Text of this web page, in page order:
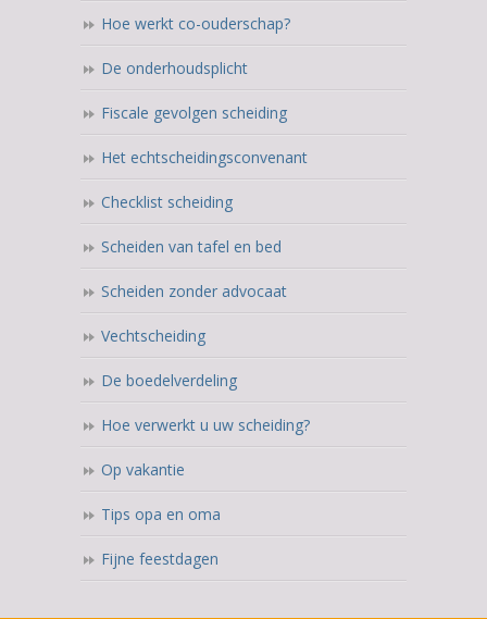
Hoe werkt co-ouderschap?
De onderhoudsplicht
Fiscale gevolgen scheiding
Het echtscheidingsconvenant
Checklist scheiding
Scheiden van tafel en bed
Scheiden zonder advocaat
Vechtscheiding
De boedelverdeling
Hoe verwerkt u uw scheiding?
Op vakantie
Tips opa en oma
Fijne feestdagen